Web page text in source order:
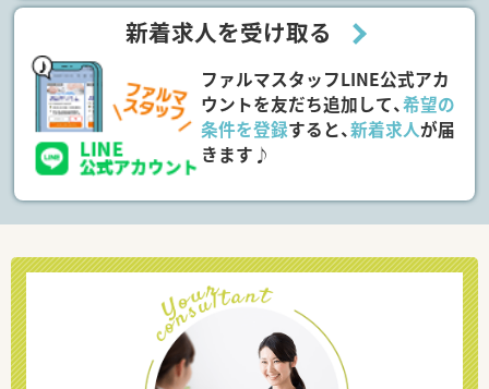
新着求人を受け取る
ファルマスタッフLINE公式アカ
ウントを友だち追加して、希望の
条件を登録すると、新着求人が届
きます♪